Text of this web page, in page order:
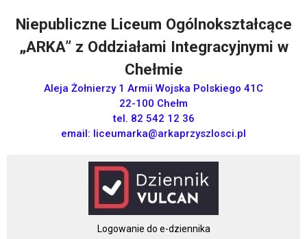
Niepubliczne Liceum Ogólnokształcące
„ARKA” z Oddziałami Integracyjnymi w
Chełmie
Aleja Żołnierzy 1 Armii Wojska Polskiego 41C
22-100 Chełm
tel. 82 542 12 36
email: liceumarka@arkaprzyszlosci.pl
Logowanie do e-dziennika